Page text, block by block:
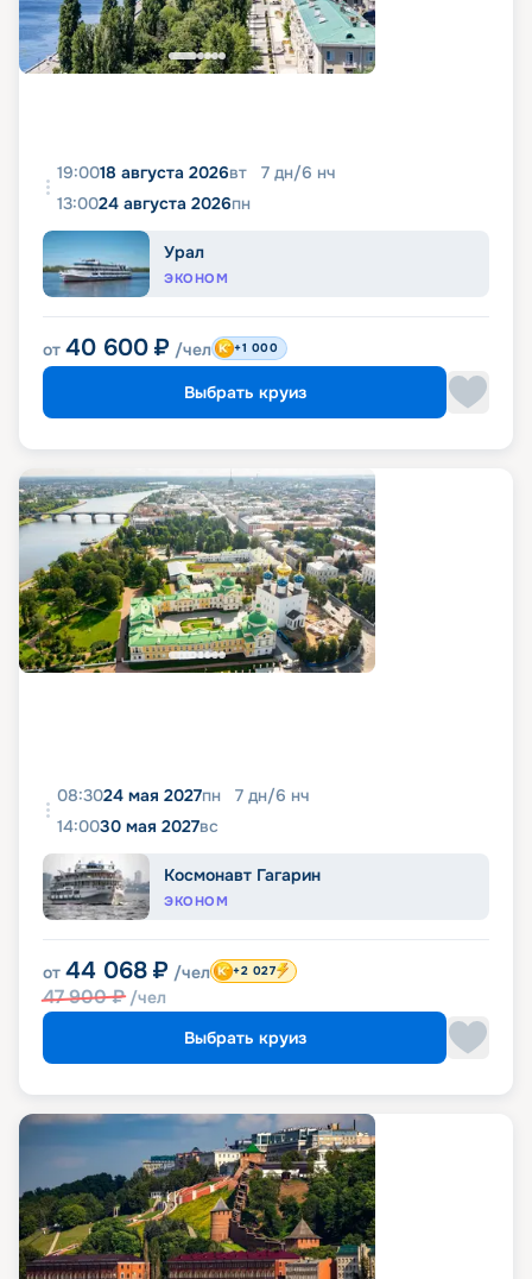
19:0018 августа 2026вт 7 дн/6 нч
13:0024 августа 2026пн
Урал
ЭКОНОМ
от 40 600 ₽ /чел +1 000
Выбрать круиз
08:3024 мая 2027пн 7 дн/6 нч
14:0030 мая 2027вс
Космонавт Гагарин
ЭКОНОМ
от 44 068 ₽ /чел
47 900₽ /чел
+2 027
Выбрать круиз